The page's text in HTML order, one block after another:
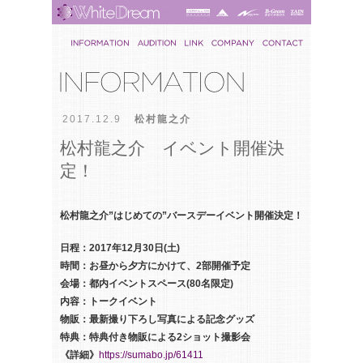
2017.12.9 松村龍之介
松村龍之介 イベント開催決
定！
松村龍之介”はじめての”バースデーイベント開催決定！
日程：2017年12月30日(土)
時間：お昼から夕方にかけて、2部開催予定
会場：都内イベントスペース(80名限定)
内容：トークイベント
物販：最新撮り下ろし写真による記念グッズ
特典：特典付き物販による2ショット撮影会
《詳細》 https://sumabo.jp/61411